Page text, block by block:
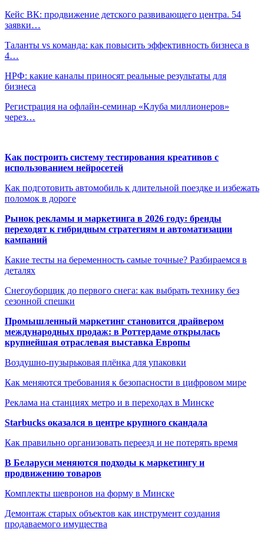
Кейс ВК: продвижение детского развивающего центра. 54
заявки…
Таланты vs команда: как повысить эффективность бизнеса в
4…
НРФ: какие каналы приносят реальные результаты для
бизнеса
Регистрация на офлайн-семинар «Клуба миллионеров»
через…
Как построить систему тестирования креативов с
использованием нейросетей
Как подготовить автомобиль к длительной поездке и избежать
поломок в дороге
Рынок рекламы и маркетинга в 2026 году: бренды
переходят к гибридным стратегиям и автоматизации
кампаний
Какие тесты на беременность самые точные? Разбираемся в
деталях
Снегоуборщик до первого снега: как выбрать технику без
сезонной спешки
Промышленный маркетинг становится драйвером
международных продаж: в Роттердаме открылась
крупнейшая отраслевая выставка Европы
Воздушно-пузырьковая плёнка для упаковки
Как меняются требования к безопасности в цифровом мире
Реклама на станциях метро и в переходах в Минске
Starbucks оказался в центре крупного скандала
Как правильно организовать переезд и не потерять время
В Беларуси меняются подходы к маркетингу и
продвижению товаров
Комплекты шевронов на форму в Минске
Демонтаж старых объектов как инструмент создания
продаваемого имущества